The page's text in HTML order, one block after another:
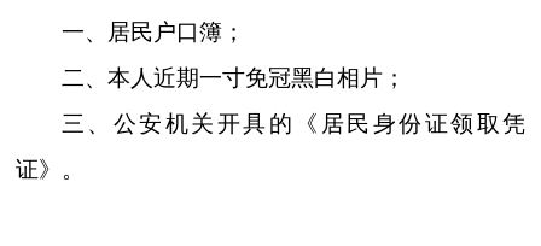
一、居民户口簿；
二、本人近期一寸免冠黑白相片；
三、公安机关开具的《居民身份证领取凭
证》。